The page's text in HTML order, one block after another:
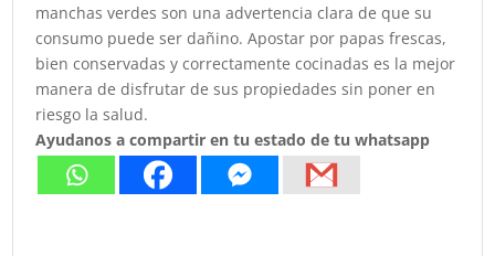
manchas verdes son una advertencia clara de que su
consumo puede ser dañino. Apostar por papas frescas,
bien conservadas y correctamente cocinadas es la mejor
manera de disfrutar de sus propiedades sin poner en
riesgo la salud.
Ayudanos a compartir en tu estado de tu whatsapp